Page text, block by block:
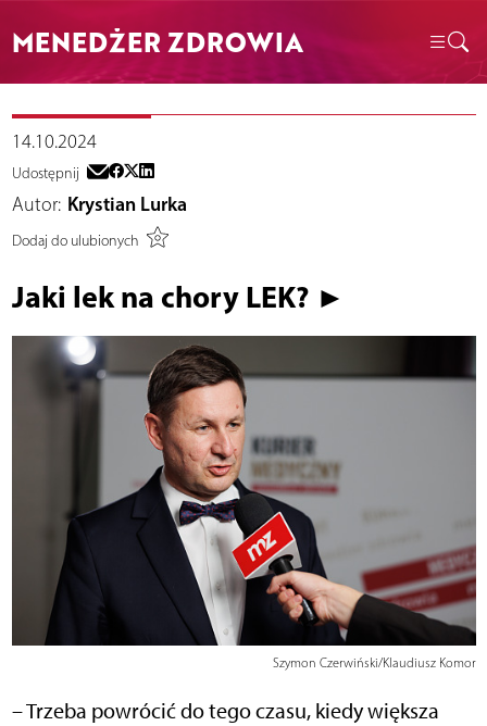
MENEDŻER ZDROWIA
14.10.2024
Udostępnij
Autor: Krystian Lurka
Dodaj do ulubionych
Jaki lek na chory LEK? ►
Szymon Czerwiński/Klaudiusz Komor
– Trzeba powrócić do tego czasu, kiedy większa